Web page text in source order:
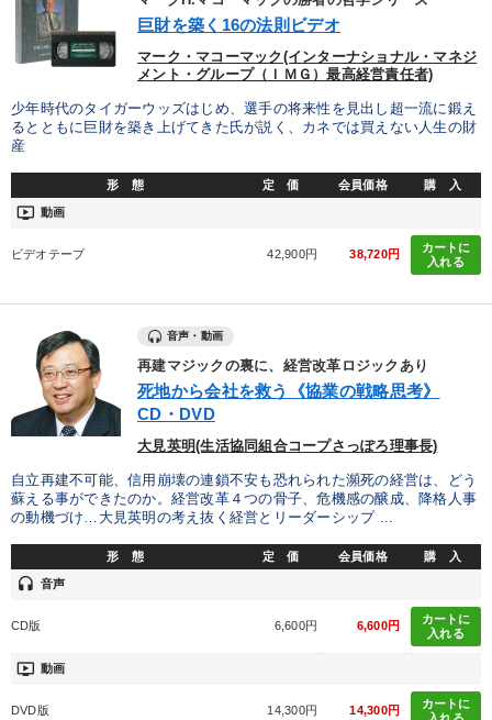
巨財を築く16の法則ビデオ
マーク・マコーマック(インターナショナル・マネジ
メント・グループ（ＩＭＧ）最高経営責任者)
少年時代のタイガーウッズはじめ、選手の将来性を見出し超一流に鍛え
るとともに巨財を築き上げてきた氏が説く、カネでは買えない人生の財
産
形 態 定 価 会員価格 購 入
ondemand_video 動画
ビデオテープ 42,900円 38,720円
カートに
入れる
音声・動画
再建マジックの裏に、経営改革ロジックあり
死地から会社を救う《協業の戦略思考》
CD・DVD
大見英明(生活協同組合コープさっぽろ理事長)
自立再建不可能、信用崩壊の連鎖不安も恐れられた瀕死の経営は、どう
蘇える事ができたのか。経営改革４つの骨子、危機感の醸成、降格人事
の動機づけ…大見英明の考え抜く経営とリーダーシップ ...
形 態 定 価 会員価格 購 入
headset 音声
CD版 6,600円 6,600円
カートに
入れる
ondemand_video 動画
DVD版 14,300円 14,300円
カートに